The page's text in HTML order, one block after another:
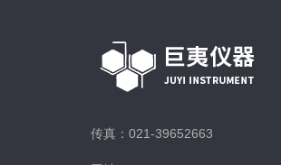
传真：021-39652663